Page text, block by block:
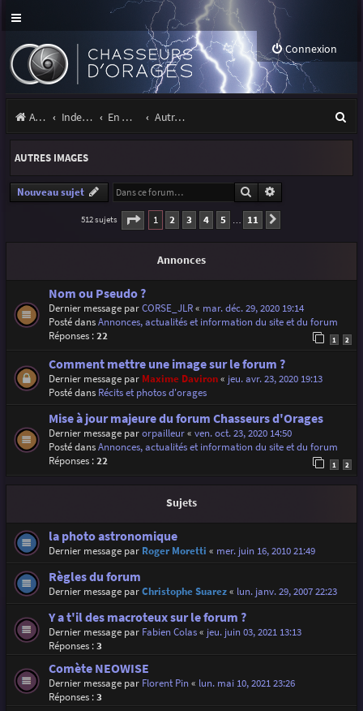
Connexion
Accueil Index du forum En marge des orages Autres images
e
r
AUTRES IMAGES
Nouveau sujet Rechercher
512 sujets Page 1sur 11
1 2 3 4 5 … 11
Annonces
Nom ou Pseudo ?
Dernier message parCORSE_JLR« mar. déc. 29, 2020 19:14
Posté dansAnnonces, actualités et information du site et du forum
Réponses :22 1 2
Comment mettre une image sur le forum ?
Dernier message par Maxime Daviron« jeu. avr. 23, 2020 19:13
Posté dans Récits et photos d'orages
Mise à jour majeure du forum Chasseurs d'Orages
Dernier message parorpailleur« ven. oct. 23, 2020 14:50
Posté dansAnnonces, actualités et information du site et du forum
Réponses :22 1 2
Sujets
la photo astronomique
Dernier message par Roger Moretti « mer. juin 16, 2010 21:49
Règles du forum
Dernier message parChristophe Suarez« lun. janv. 29, 2007 22:23
Y a t'il des macroteux sur le forum ?
Dernier message par Fabien Colas« jeu. juin 03, 2021 13:13
Réponses :3
Comète NEOWISE
Dernier message par Florent Pin« lun. mai 10, 2021 23:26
Réponses :3